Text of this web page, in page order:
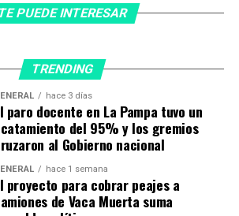
de la resolución, firmada por el
de la República Argentina, y menos
en el tiempo, la importancia que
por parte de la selección
de fútbol del campeonato del
Mundial de la FIFA QATAR 2022′, que
mundial en su historia”.
reflejado el 20 de diciembre de
TE PUEDE INTERESAR
TRENDING
hace 3 días
paro docente en La Pampa tuvo un
del 95% y los gremios
al Gobierno nacional
hace 1 semana
proyecto para cobrar peajes a
de Vaca Muerta suma